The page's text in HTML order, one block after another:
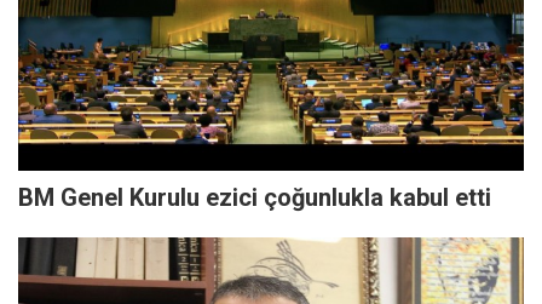
BM Genel Kurulu ezici çoğunlukla kabul etti